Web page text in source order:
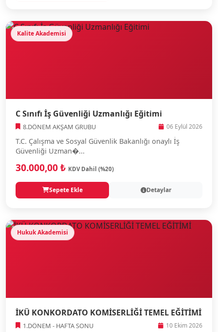
Kalite Akademisi
C Sınıfı İş Güvenliği Uzmanlığı Eğitimi
8.DÖNEM AKŞAM GRUBU 06 Eylül 2026
T.C. Çalışma ve Sosyal Güvenlik Bakanlığı onaylı İş
Güvenliği Uzman�...
30.000,00 ₺ KDV Dahil (%20)
Sepete Ekle Detaylar
Hukuk Akademisi
İKÜ KONKORDATO KOMİSERLİĞİ TEMEL EĞİTİMİ
1.DÖNEM - HAFTA SONU 10 Ekim 2026